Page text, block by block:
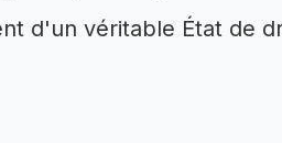
d'un véritable État de